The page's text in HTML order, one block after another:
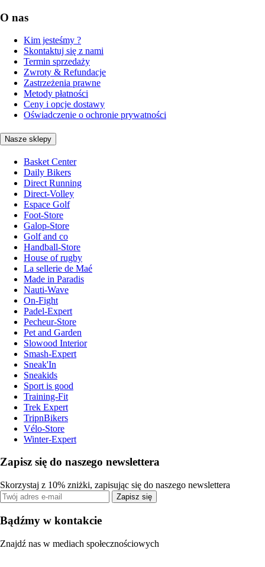
O nas
Kim jesteśmy ?
Skontaktuj się z nami
Termin sprzedaży
Zwroty & Refundacje
Zastrzeżenia prawne
Metody płatności
Ceny i opcje dostawy
Oświadczenie o ochronie prywatności
Nasze sklepy
Basket Center
Daily Bikers
Direct Running
Direct-Volley
Espace Golf
Foot-Store
Galop-Store
Golf and co
Handball-Store
House of rugby
La sellerie de Maé
Made in Paradis
Nauti-Wave
On-Fight
Padel-Expert
Pecheur-Store
Pet and Garden
Slowood Interior
Smash-Expert
Sneak'In
Sneakids
Sport is good
Training-Fit
Trek Expert
TripnBikers
Vélo-Store
Winter-Expert
Zapisz się do naszego newslettera
Skorzystaj z 10% zniżki, zapisując się do naszego newslettera
Zapisz się
Bądźmy w kontakcie
Znajdź nas w mediach społecznościowych